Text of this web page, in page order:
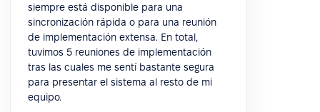
siempre está disponible para una
sincronización rápida o para una reunión
de implementación extensa. En total,
tuvimos 5 reuniones de implementación
tras las cuales me sentí bastante segura
para presentar el sistema al resto de mi
equipo.